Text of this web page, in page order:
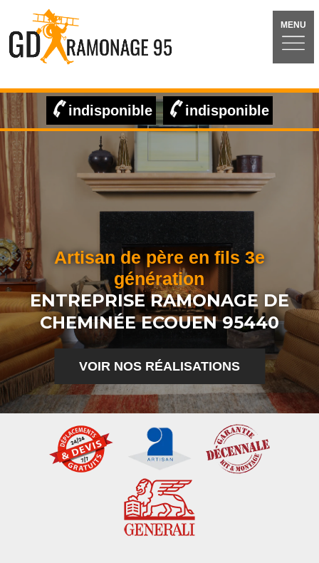
MENU
indisponible indisponible
Artisan de père en fils 3e
génération
ENTREPRISE RAMONAGE DE
CHEMINÉE ECOUEN 95440
VOIR NOS RÉALISATIONS